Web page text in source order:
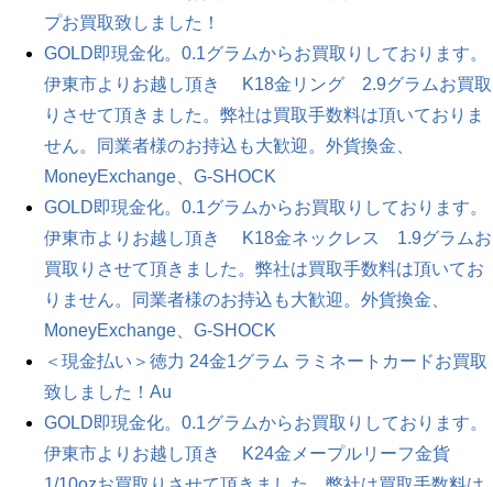
プお買取致しました！
GOLD即現金化。0.1グラムからお買取りしております。
伊東市よりお越し頂き K18金リング 2.9グラムお買取
りさせて頂きました。弊社は買取手数料は頂いておりま
せん。同業者様のお持込も大歓迎。外貨換金、
MoneyExchange、G-SHOCK
GOLD即現金化。0.1グラムからお買取りしております。
伊東市よりお越し頂き K18金ネックレス 1.9グラムお
買取りさせて頂きました。弊社は買取手数料は頂いてお
りません。同業者様のお持込も大歓迎。外貨換金、
MoneyExchange、G-SHOCK
＜現金払い＞徳力 24金1グラム ラミネートカードお買取
致しました！Au
GOLD即現金化。0.1グラムからお買取りしております。
伊東市よりお越し頂き K24金メープルリーフ金貨